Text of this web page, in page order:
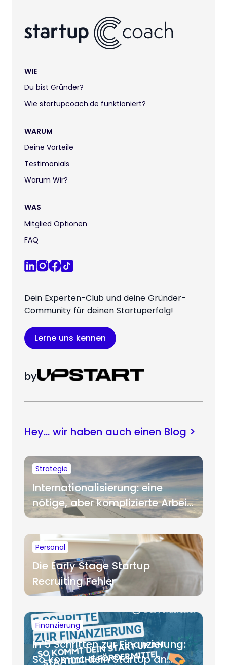
WIE
Du bist Gründer?
Wie startupcoach.de funktioniert?
WARUM
Deine Vorteile
Testimonials
Warum Wir?
WAS
Mitglied Optionen
FAQ
Dein Experten-Club und deine Gründer-
Community für deinen Startuperfolg!
Lerne uns kennen
by
Hey… wir haben auch einen Blog >
Strategie
Internationalisierung: eine
nötige, aber komplizierte Arbeit
für Startups
Personal
Die Early Stage Startup
Recruiting Fehler
Finanzierung
In 5 Schritten zur Finanzierung:
So kommt dein StartUp an